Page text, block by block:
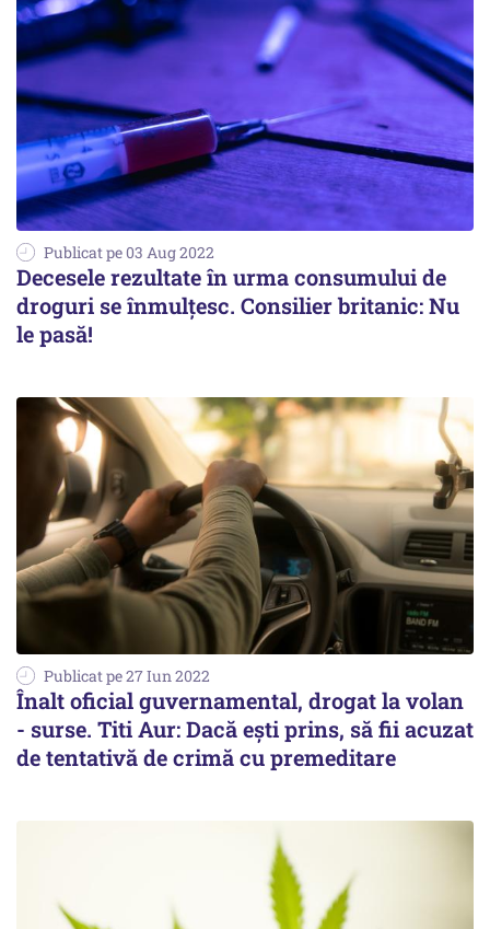
Publicat pe 03 Aug 2022
Decesele rezultate în urma consumului de
droguri se înmulțesc. Consilier britanic: Nu
le pasă!
Publicat pe 27 Iun 2022
Înalt oficial guvernamental, drogat la volan
- surse. Titi Aur: Dacă ești prins, să fii acuzat
de tentativă de crimă cu premeditare